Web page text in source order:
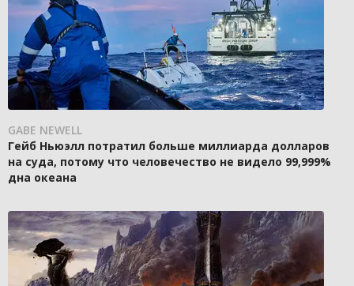
GABE NEWELL
Гейб Ньюэлл потратил больше миллиарда долларов
на суда, потому что человечество не видело 99,999%
дна океана